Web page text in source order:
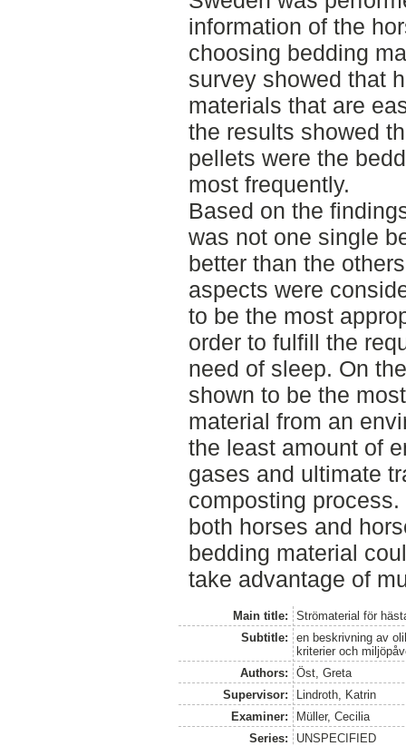
information of the
choosing bedding
survey showed that
materials that are
the results showed
pellets were the
most frequently.
Based on the
was not one single
better than the
aspects were
to be the most
order to fulfill the
need of sleep. On
shown to be the
material from an
the least amount of
gases and ultimate
composting
both horses and
bedding material
take advantage of
Main title:
Strömaterial för
Subtitle:
en beskrivning av
kriterier och
Authors:
Öst, Greta
Supervisor:
Lindroth, Katrin
Examiner:
Müller, Cecilia
Series:
UNSPECIFIED